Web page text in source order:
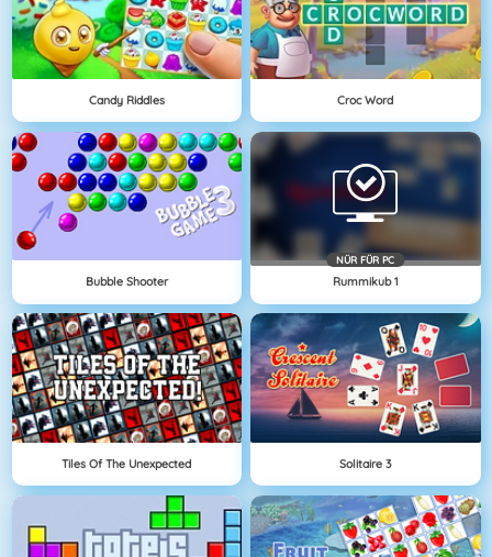
Candy Riddles Croc Word
Bubble Shooter
NÜR FÜR PC
Rummikub 1
Tiles Of The Unexpected Solitaire 3